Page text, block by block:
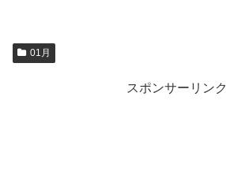
01月
スポンサーリンク